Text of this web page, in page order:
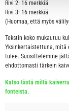
Rivi 2: 16 merkkiä
Rivi 3: 16 merkkiä
(Huomaa, että myös
Tekstin koko mukautuu
Yksinkertaistettuna, mitä
tulee. Suosittelemme
ehdottomasti tärkein
Katso tästä miltä
fonteista.